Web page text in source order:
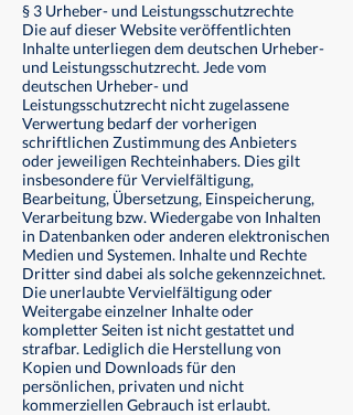
§ 3 Urheber- und Leistungsschutzrechte
Die auf dieser Website veröffentlichten
Inhalte unterliegen dem deutschen Urheber-
und Leistungsschutzrecht. Jede vom
deutschen Urheber- und
Leistungsschutzrecht nicht zugelassene
Verwertung bedarf der vorherigen
schriftlichen Zustimmung des Anbieters
oder jeweiligen Rechteinhabers. Dies gilt
insbesondere für Vervielfältigung,
Bearbeitung, Übersetzung, Einspeicherung,
Verarbeitung bzw. Wiedergabe von Inhalten
in Datenbanken oder anderen elektronischen
Medien und Systemen. Inhalte und Rechte
Dritter sind dabei als solche gekennzeichnet.
Die unerlaubte Vervielfältigung oder
Weitergabe einzelner Inhalte oder
kompletter Seiten ist nicht gestattet und
strafbar. Lediglich die Herstellung von
Kopien und Downloads für den
persönlichen, privaten und nicht
kommerziellen Gebrauch ist erlaubt.